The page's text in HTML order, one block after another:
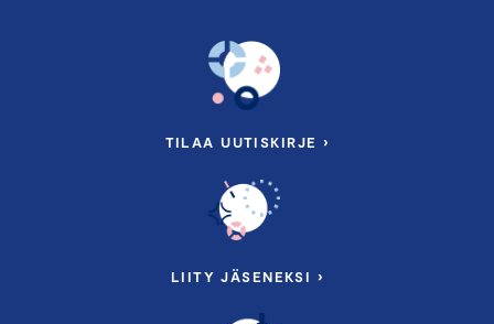
TILAA UUTISKIRJE ›
LIITY JÄSENEKSI ›